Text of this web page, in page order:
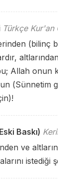
Türkçe Kur'an
(bilinç
Allah onun
(Sünnetim
Baskı)
ve